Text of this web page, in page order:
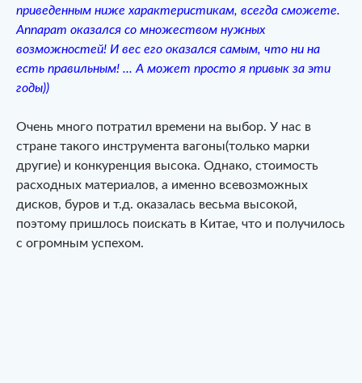
приведенным ниже характеристикам, всегда сможете.
Аппарат оказался со множеством нужных
возможностей! И вес его оказался самым, что ни на
есть правильным! ... А может просто я привык за эти
годы))
Очень много потратил времени на выбор. У нас в
стране такого инструмента вагоны(только марки
другие) и конкуренция высока. Однако, стоимость
расходных материалов, а именно всевозможных
дисков, буров и т.д. оказалась весьма высокой,
поэтому пришлось поискать в Китае, что и получилось
с огромным успехом.